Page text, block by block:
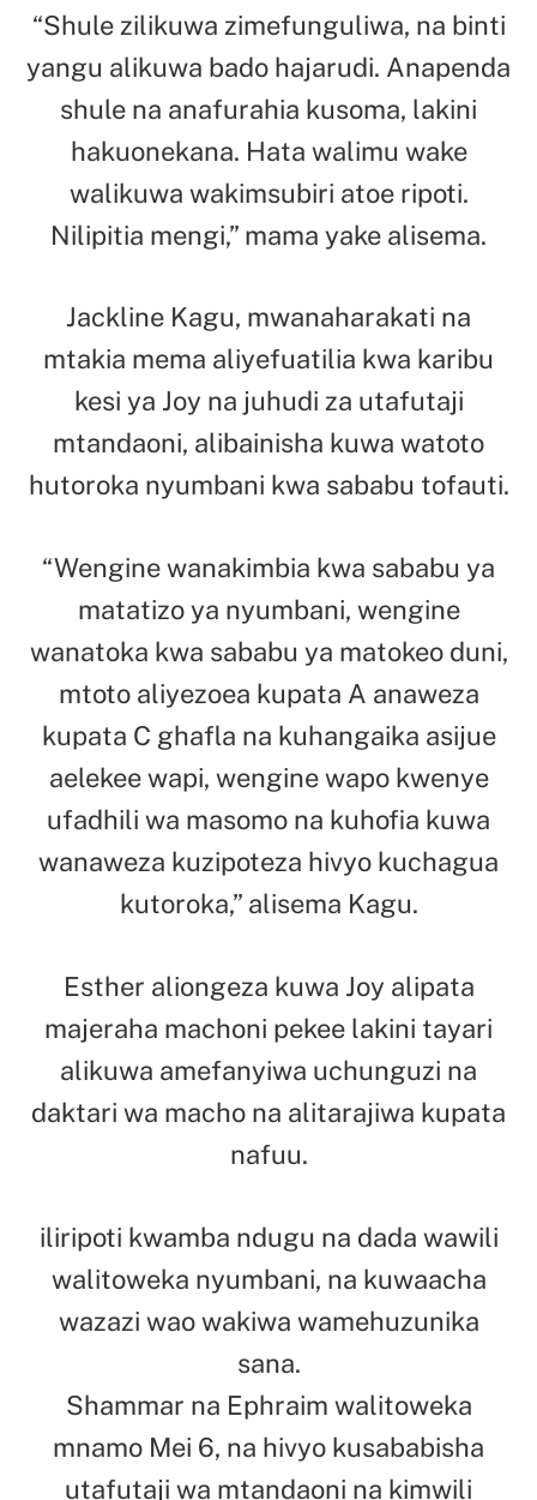
“Shule zilikuwa zimefunguliwa, na binti
yangu alikuwa bado hajarudi. Anapenda
shule na anafurahia kusoma, lakini
hakuonekana. Hata walimu wake
walikuwa wakimsubiri atoe ripoti.
Nilipitia mengi,” mama yake alisema.
Jackline Kagu, mwanaharakati na
mtakia mema aliyefuatilia kwa karibu
kesi ya Joy na juhudi za utafutaji
mtandaoni, alibainisha kuwa watoto
hutoroka nyumbani kwa sababu tofauti.
“Wengine wanakimbia kwa sababu ya
matatizo ya nyumbani, wengine
wanatoka kwa sababu ya matokeo duni,
mtoto aliyezoea kupata A anaweza
kupata C ghafla na kuhangaika asijue
aelekee wapi, wengine wapo kwenye
ufadhili wa masomo na kuhofia kuwa
wanaweza kuzipoteza hivyo kuchagua
kutoroka,” alisema Kagu.
Esther aliongeza kuwa Joy alipata
majeraha machoni pekee lakini tayari
alikuwa amefanyiwa uchunguzi na
daktari wa macho na alitarajiwa kupata
nafuu.
iliripoti kwamba ndugu na dada wawili
walitoweka nyumbani, na kuwaacha
wazazi wao wakiwa wamehuzunika
sana.
Shammar na Ephraim walitoweka
mnamo Mei 6, na hivyo kusababisha
utafutaji wa mtandaoni na kimwili